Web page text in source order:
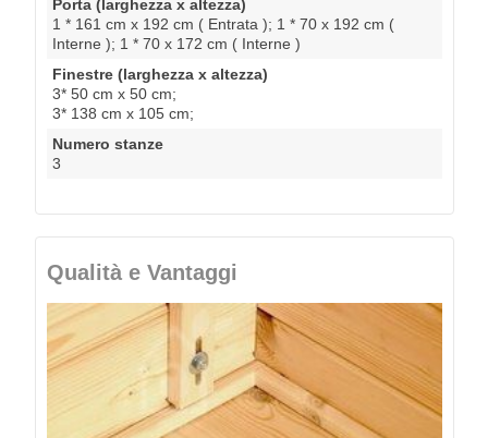
Porta (larghezza x altezza)
1 * 161 cm x 192 cm ( Entrata ); 1 * 70 x 192 cm (
Interne ); 1 * 70 x 172 cm ( Interne )
Finestre (larghezza x altezza)
3* 50 cm x 50 cm;
3* 138 cm x 105 cm;
Numero stanze
3
Qualità e Vantaggi